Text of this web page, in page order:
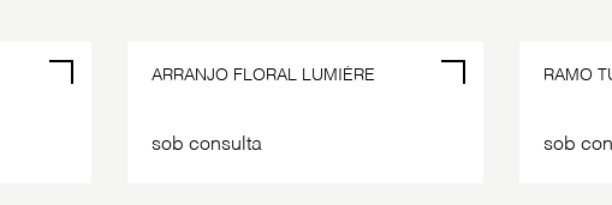
ARRANJO FLORAL LUMIÈRE
sob consulta
RAMO
sob